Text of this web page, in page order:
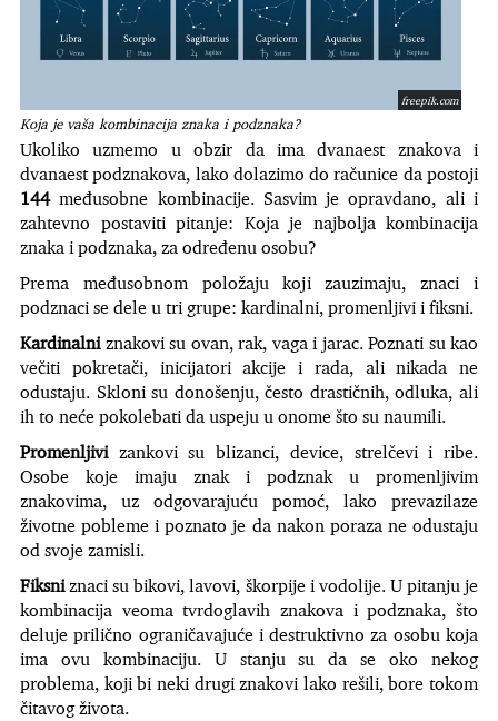
Koja je vaša kombinacija znaka i podznaka?
freepik.com
Ukoliko uzmemo u obzir da ima dvanaest znakova i
dvanaest podznakova, lako dolazimo do računice da postoji
144međusobne kombinacije. Sasvim je opravdano, ali i
zahtevno postaviti pitanje: Koja je najbolja kombinacija
znaka i podznaka, za određenu osobu?
Prema međusobnom položaju koji zauzimaju, znaci i
podznaci se dele u tri grupe: kardinalni, promenljivi i fiksni.
Kardinalniznakovi su ovan, rak, vaga i jarac. Poznati su kao
večiti pokretači, inicijatori akcije i rada, ali nikada ne
odustaju. Skloni su donošenju, često drastičnih, odluka, ali
ih to neće pokolebati da uspeju u onome što su naumili.
Promenljivizankovi su blizanci, device, strelčevi i ribe.
Osobe koje imaju znak i podznak u promenljivim
znakovima, uz odgovarajuću pomoć, lako prevazilaze
životne pobleme i poznato je da nakon poraza ne odustaju
od svoje zamisli.
Fiksniznaci su bikovi, lavovi, škorpije i vodolije. U pitanju je
kombinacija veoma tvrdoglavih znakova i podznaka, što
deluje prilično ograničavajuće i destruktivno za osobu koja
ima ovu kombinaciju. U stanju su da se oko nekog
problema, koji bi neki drugi znakovi lako rešili, bore tokom
čitavog života.